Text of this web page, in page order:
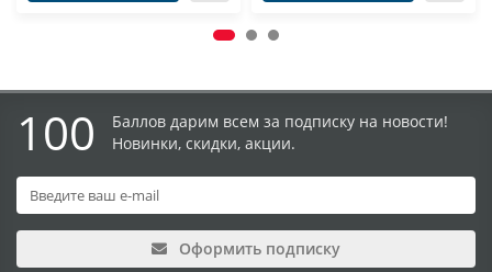
100
Баллов дарим всем за подписку на новости!
Новинки, скидки, акции.
Оформить подписку